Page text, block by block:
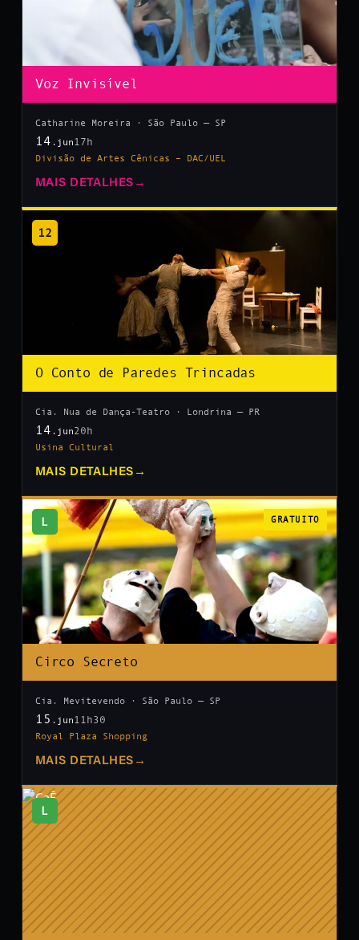
Voz Invisível
Catharine Moreira · São Paulo — SP
14 .jun 17h
Divisão de Artes Cênicas – DAC/UEL
MAIS DETALHES →
12
O Conto de Paredes Trincadas
Cia. Nua de Dança-Teatro · Londrina — PR
14 .jun20h
Usina Cultural
MAIS DETALHES →
L GRATUITO
Circo Secreto
Cia. Mevitevendo · São Paulo — SP
15 .jun 11h30
Royal Plaza Shopping
MAIS DETALHES →
L